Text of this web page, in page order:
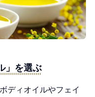
」を選ぶ
ディオイルやフェイ